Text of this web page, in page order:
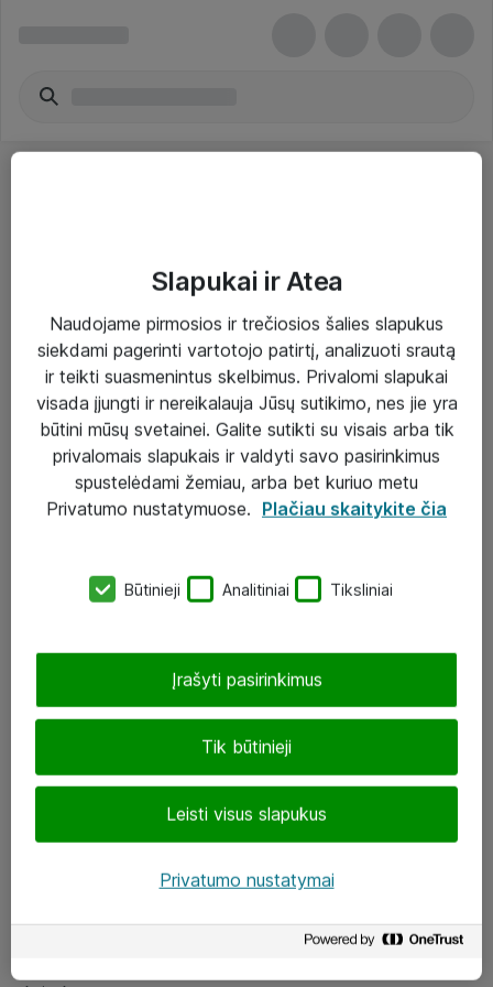
Paslaugos
Sprendimai
Įgyvendinti projektai
Atea ekspertų patarimai verslui
eShop@atea.lt
LinkedIn
Slapukai ir Atea
Naudojame pirmosios ir trečiosios šalies slapukus
siekdami pagerinti vartotojo patirtį, analizuoti srautą
ir teikti suasmenintus skelbimus. Privalomi slapukai
visada įjungti ir nereikalauja Jūsų sutikimo, nes jie yra
būtini mūsų svetainei. Galite sutikti su visais arba tik
privalomais slapukais ir valdyti savo pasirinkimus
spustelėdami žemiau, arba bet kuriuo metu
Privatumo nustatymuose. Plačiau skaitykite čia
Būtinieji Analitiniai Tiksliniai
Tik būtinieji
Leisti visus slapukus
Įrašyti pasirinkimus
Privatumo nustatymai